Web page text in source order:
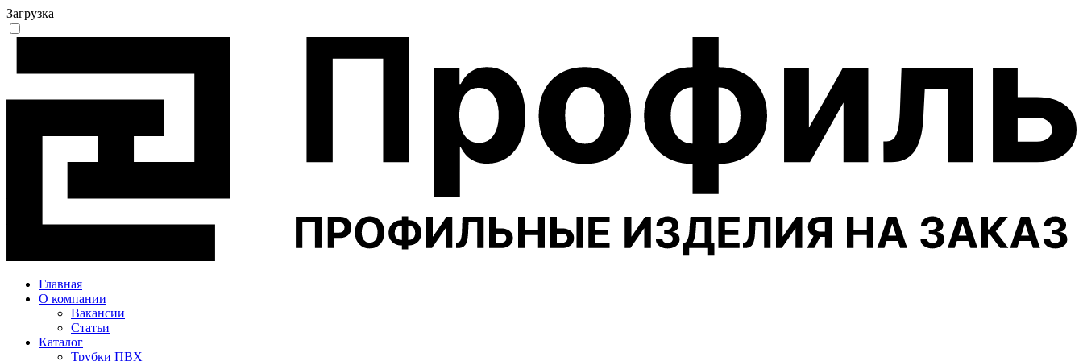
Загрузка
Главная
О компании
Вакансии
Статьи
Каталог
Трубки ПВХ